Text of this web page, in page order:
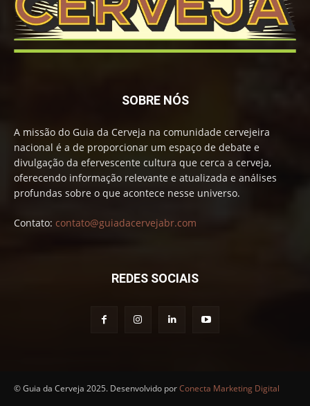
SOBRE NÓS
A missão do Guia da Cerveja na comunidade cervejeira
nacional é a de proporcionar um espaço de debate e
divulgação da efervescente cultura que cerca a cerveja,
oferecendo informação relevante e atualizada e análises
profundas sobre o que acontece nesse universo.
Contato: contato@guiadacervejabr.com
REDES SOCIAIS
© Guia da Cerveja 2025. Desenvolvido porConecta Marketing Digital